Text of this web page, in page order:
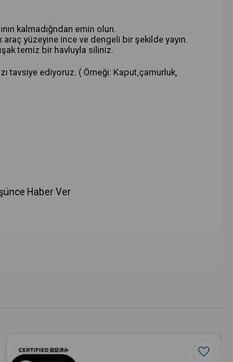
kalmadığndan emin olun.
yüzeyine ince ve dengeli bir şekilde yayın.
temiz bir havluyla siliniz.
tavsiye ediyoruz. ( Örneği: Kaput,çamurluk,
Haber Ver